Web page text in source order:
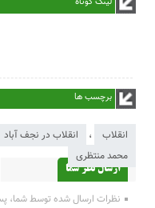
برچسب ها
انقلاب ، انقلاب در نجف آباد
محمد منتظری
ارسال نظر شما
نظرات ارسال شده توسط شما،